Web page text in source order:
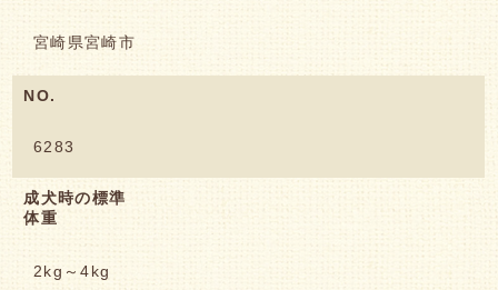
宮崎県宮崎市
NO.
6283
成犬時の標準
体重
2kg～4kg